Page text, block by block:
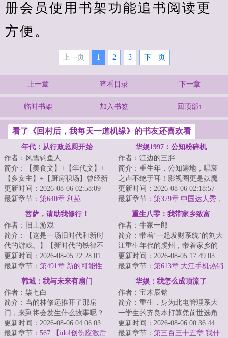
册会员使用书架功能追书阅读更
方便。
上一页 1 2 3 下—页
上一章 查看目录 下一章
临时书架 加入书签 回顶部↑
看了《回村后，我每天一道机缘》的书友还喜欢看
年代：从行政总厨开始
作者：风雪钓鱼人
简介：【美食文】+【年代文】+
【多女主】+【厨房职场】曾经新
式融合菜掌门人陈芝虎重生了。
看着眼前的破...
更新时间：2026-08-06 02:58:09
最新章节： 第640章 利苑
华娱1997：公知粉碎机
作者：江边的三胖
简介：重生年，公知遍地，唱衰
之声不绝于耳！影视圈更是妖魔
鬼怪横行。编辑演员，导演制
片，垃圾无处不在...
更新时间：2026-08-06 02:18:57
最新章节： 第379章 中国达人秀，
微博璀璨夜
菩萨，请助我修行！
作者：旧土游戏
简介：【这是一场旧时代和新时
代的游戏。】【新时代的铁律不
允许旧时代的妖魔鬼怪们存在，
但妖魔鬼怪们在...
更新时间：2026-08-05 22:28:01
最新章节： 第491章 新的可能性
重生八零：我带家乡致富
作者：牛家一郎
简介：带着‘一起发财系统’的刘大
江重生年代的虔州，带着家乡的
老表们从种银耳、养猪开始到慢
慢的造家电...
更新时间：2026-08-05 17:49:03
最新章节： 第613章 大江手机热销
韩城：我与未来有扇门
作者：柒七白
简介：当的林修远推开了那扇
门，来到将会发生什么故事呢？
那么……过去的Jessica将会未来的
郑秀妍开始对...
更新时间：2026-08-06 04:06:03
最新章节： 567 【idol创伤应激后
华娱：我怎么成顶流了
作者：宝木辰铭
简介：重生，身为北电管理系大
一学生的齐良本打算凭前世选角
导演的经验，积攒人脉资本重操
旧业。没想到进...
更新时间：2026-08-06 00:36:44
最新章节： 第三百三十五章 我什